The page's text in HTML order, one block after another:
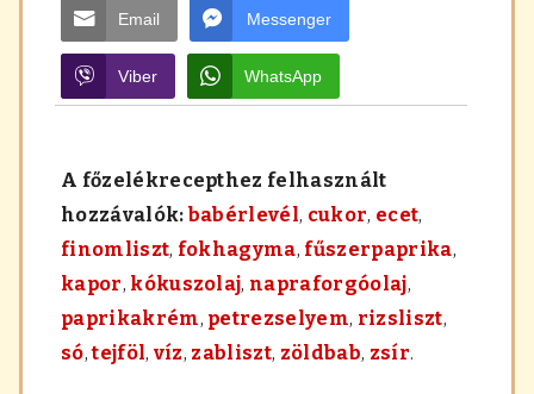
Email Messenger
Viber WhatsApp
A főzelékrecepthez felhasznált
hozzávalók: babérlevél, cukor, ecet,
finomliszt, fokhagyma, fűszerpaprika,
kapor, kókuszolaj, napraforgóolaj,
paprikakrém, petrezselyem, rizsliszt,
só,tejföl, víz, zabliszt, zöldbab, zsír.